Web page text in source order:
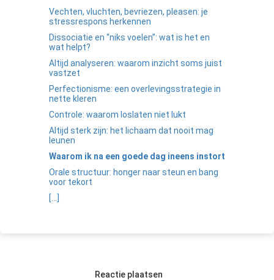
Vechten, vluchten, bevriezen, pleasen: je
stressrespons herkennen
Dissociatie en “niks voelen”: wat is het en
wat helpt?
Altijd analyseren: waarom inzicht soms juist
vastzet
Perfectionisme: een overlevingsstrategie in
nette kleren
Controle: waarom loslaten niet lukt
Altijd sterk zijn: het lichaam dat nooit mag
leunen
Waarom ik na een goede dag ineens instort
Orale structuur: honger naar steun en bang
voor tekort
[...]
Reactie plaatsen